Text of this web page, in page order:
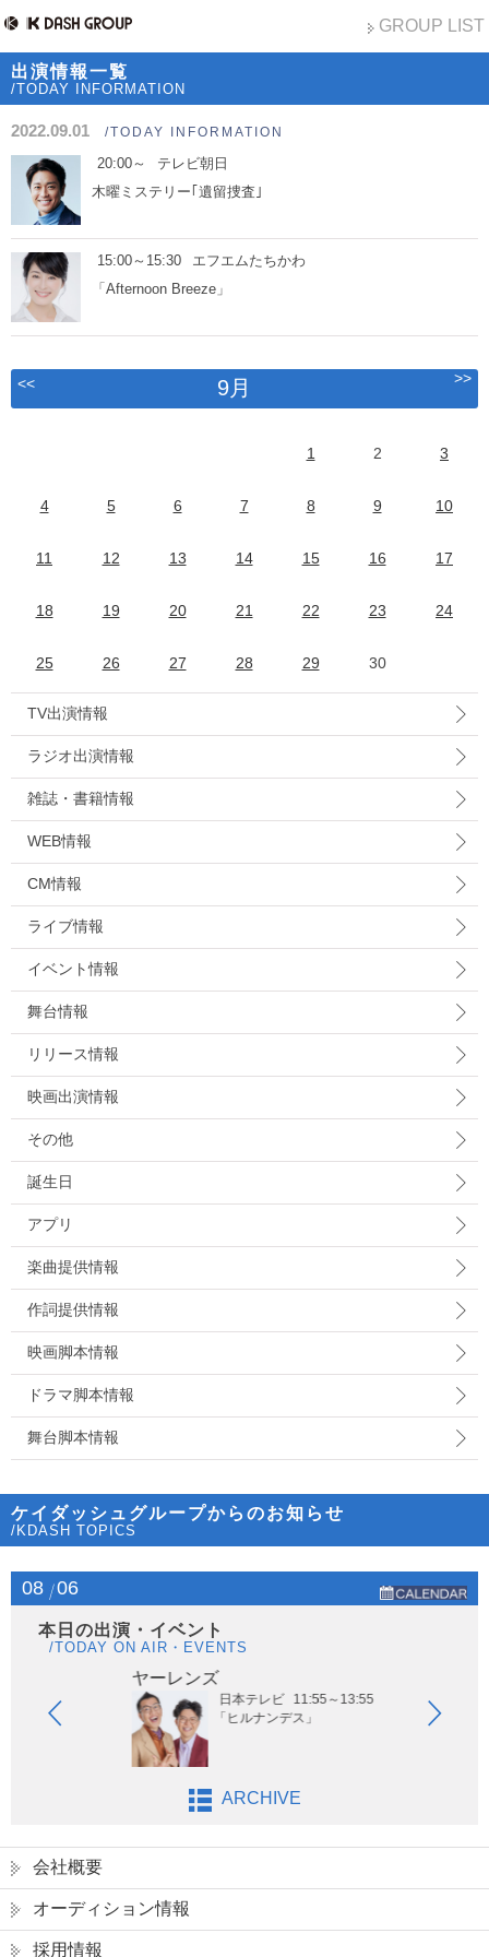
GROUP LIST
出演情報一覧
/TODAY INFORMATION
2022.09.01 /TODAY INFORMATION
20:00～
テレビ朝日
木曜ミステリー｢遺留捜査｣
15:00～15:30
エフエムたちかわ
「Afternoon Breeze」
<< 9月 >>
1 2 3
4 5 6 7 8 9 10
11 12 13 14 15 16 17
18 19 20 21 22 23 24
25 26 27 28 29 30
TV出演情報
ラジオ出演情報
雑誌・書籍情報
WEB情報
CM情報
ライブ情報
イベント情報
舞台情報
リリース情報
映画出演情報
その他
誕生日
アプリ
楽曲提供情報
作詞提供情報
映画脚本情報
ドラマ脚本情報
舞台脚本情報
ケイダッシュグループからのお知らせ
/KDASH TOPICS
08 06
本日の出演・イベント
/TODAY ON AIR・EVENTS
ヤーレンズ
日本テレビ 11:55～13:55
「ヒルナンデス」
ARCHIVE
会社概要
オーディション情報
採用情報